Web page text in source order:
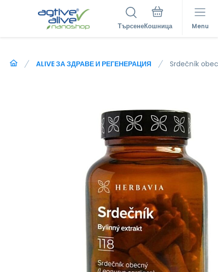
Търсене Menu
ALIVE ЗА ЗДРАВЕ И РЕГЕНЕРАЦИЯ Srdečník